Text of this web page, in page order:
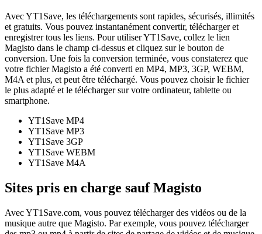
Avec YT1Save, les téléchargements sont rapides, sécurisés, illimités
et gratuits. Vous pouvez instantanément convertir, télécharger et
enregistrer tous les liens. Pour utiliser YT1Save, collez le lien
Magisto dans le champ ci-dessus et cliquez sur le bouton de
conversion. Une fois la conversion terminée, vous constaterez que
votre fichier Magisto a été converti en MP4, MP3, 3GP, WEBM,
M4A et plus, et peut être téléchargé. Vous pouvez choisir le fichier
le plus adapté et le télécharger sur votre ordinateur, tablette ou
smartphone.
YT1Save MP4
YT1Save MP3
YT1Save 3GP
YT1Save WEBM
YT1Save M4A
Sites pris en charge sauf Magisto
Avec YT1Save.com, vous pouvez télécharger des vidéos ou de la
musique autre que Magisto. Par exemple, vous pouvez télécharger